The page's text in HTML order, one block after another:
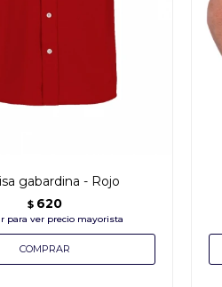
gabardina - Rojo
$ 620